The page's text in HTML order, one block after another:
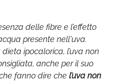
delle fibre e l’effetto
presente nell'uva.
ipocalorica, l’uva non
anche per il suo
fanno dire che l’uva non